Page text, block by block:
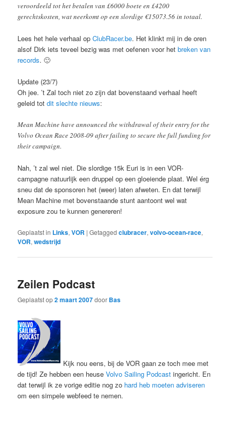
veroordeeld tot het betalen van £6000 boete en £4200
gerechtskosten, wat neerkomt op een slordige €15073.56 in totaal.
Lees het hele verhaal opClubRacer.be. Het klinkt mij in de oren
alsof Dirk iets teveel bezig was met oefenen voor hetbreken van
records. 🙂
Update (23/7)
Oh jee. ’t Zal toch niet zo zijn dat bovenstaand verhaal heeft
geleid totdit slechte nieuws:
Mean Machine have announced the withdrawal of their entry for the
Volvo Ocean Race 2008-09 after failing to secure the full funding for
their campaign.
Nah, ’t zal wel niet. Die slordige 15k Euri is in een VOR-
campagne natuurlijk een druppel op een gloeiende plaat. Wel érg
sneu dat de sponsoren het (weer) laten afweten. En dat terwijl
Mean Machine met bovenstaande stunt aantoont wel wat
exposure zou te kunnen genereren!
Geplaatst in Links,VOR |Getagged clubracer,volvo-ocean-race,
VOR,wedstrijd
Zeilen Podcast
Geplaatst op2 maart 2007door Bas
Kijk nou eens, bij de VOR gaan ze toch mee met
de tijd! Ze hebben een heuseVolvo Sailing Podcast ingericht. En
dat terwijl ik ze vorige editie nog zo hard heb moeten adviseren
om een simpele webfeed te nemen.